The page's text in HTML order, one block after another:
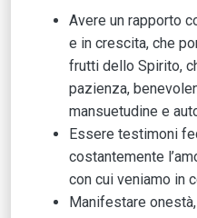
Avere un rapporto
e in crescita, che
frutti dello Spirito,
pazienza,
mansuetudine e
Essere testimoni
costantemente
con cui veniamo in
Manifestare